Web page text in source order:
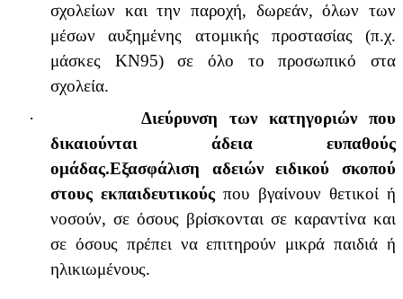
σχολείων και την παροχή, δωρεάν, όλων των
μέσων αυξημένης ατομικής προστασίας (π.χ.
μάσκες ΚΝ95) σε όλο το προσωπικό στα
σχολεία.
·
Διεύρυνση των κατηγοριών που
δικαιούνται άδεια ευπαθούς
ομάδας.Εξασφάλιση αδειών ειδικού σκοπού
στους εκπαιδευτικούςπου βγαίνουν θετικοί ή
νοσούν, σε όσους βρίσκονται σε καραντίνα και
σε όσους πρέπει να επιτηρούν μικρά παιδιά ή
ηλικιωμένους.